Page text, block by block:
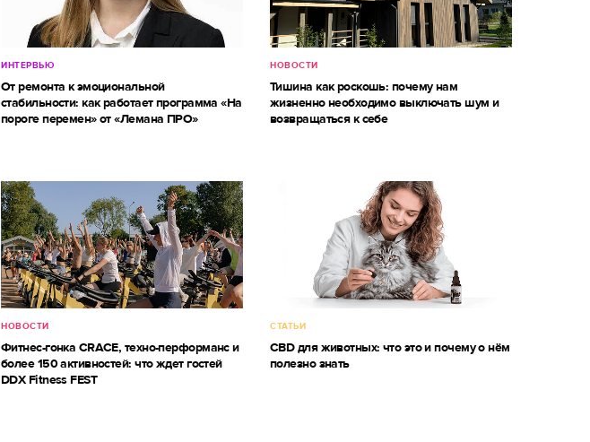
ИНТЕРВЬЮ
От ремонта к эмоциональной
стабильности: как работает программа «На
пороге перемен» от «Лемана ПРО»
НОВОСТИ
Тишина как роскошь: почему нам
жизненно необходимо выключать шум и
возвращаться к себе
НОВОСТИ
Фитнес-гонка CRACE, техно-перформанс и
более 150 активностей: что ждет гостей
DDX Fitness FEST
СТАТЬИ
CBD для животных: что это и почему о нём
полезно знать